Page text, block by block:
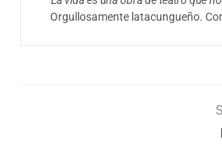
Orgullosamente latacungueño.